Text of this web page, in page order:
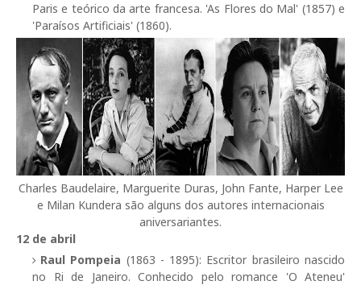
Paris e teórico da arte francesa. 'As Flores do Mal' (1857) e
'Paraísos Artificiais' (1860).
Charles Baudelaire, Marguerite Duras, John Fante, Harper Lee
e Milan Kundera são alguns dos autores internacionais
aniversariantes.
12 de abril
Raul Pompeia (1863 - 1895): Escritor brasileiro nascido
no Ri de Janeiro. Conhecido pelo romance 'O Ateneu'